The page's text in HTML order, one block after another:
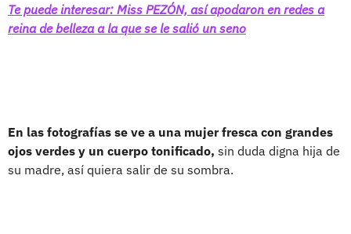
Te puede interesar: Miss PEZÓN, así apodaron en redes a
reina de belleza a la que se le salió un seno
En las fotografías se ve a una mujer fresca con grandes
ojos verdes y un cuerpo tonificado, sin duda digna hija de
su madre, así quiera salir de su sombra.